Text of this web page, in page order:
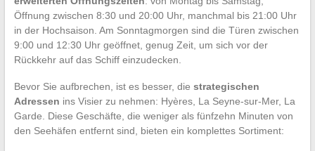
Öffnung zwischen 8:30 und 20:00 Uhr, manchmal bis 21:00 Uhr
in der Hochsaison. Am Sonntagmorgen sind die Türen zwischen
9:00 und 12:30 Uhr geöffnet, genug Zeit, um sich vor der
Rückkehr auf das Schiff einzudecken.
Bevor Sie aufbrechen, ist es besser, die strategischen
Adressen ins Visier zu nehmen: Hyères, La Seyne-sur-Mer, La
Garde. Diese Geschäfte, die weniger als fünfzehn Minuten von
den Seehäfen entfernt sind, bieten ein komplettes Sortiment: